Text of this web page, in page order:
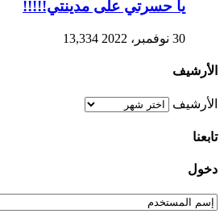
يا حسرتي على مدينتي!!!!!
30 نوفمبر، 2022 13,334
الأرشيف
الأرشيف
تابعنا
دخول